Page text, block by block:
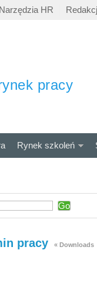
Narzędzia HR
pracy
Rynek szkoleń
pracy « Downloads